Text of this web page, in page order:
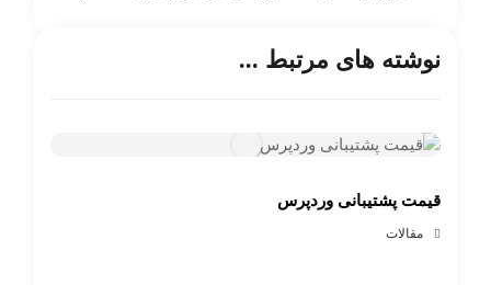
نوشته های مرتبط ...
قیمت پشتیبانی وردپرس
مقالات